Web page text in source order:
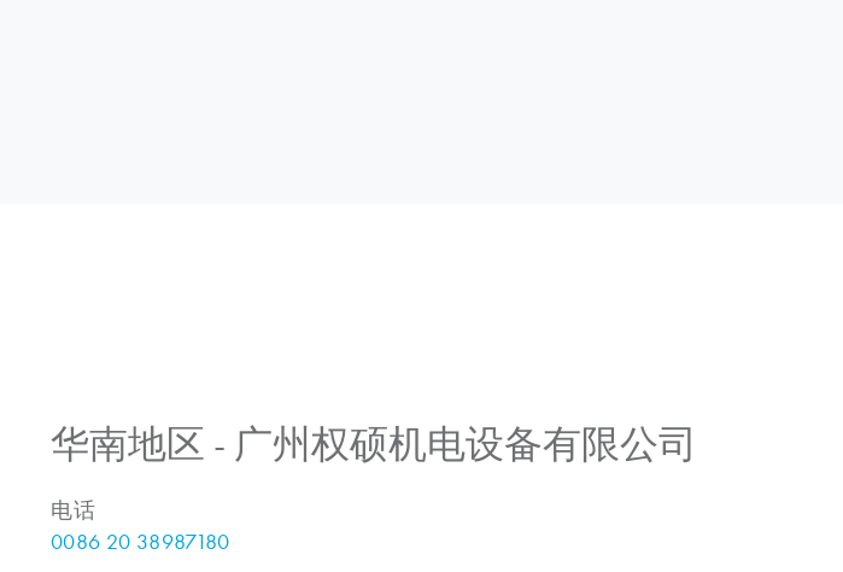
华南地区 - 广州权硕机电设备有限公司
电话
0086 20 38987180